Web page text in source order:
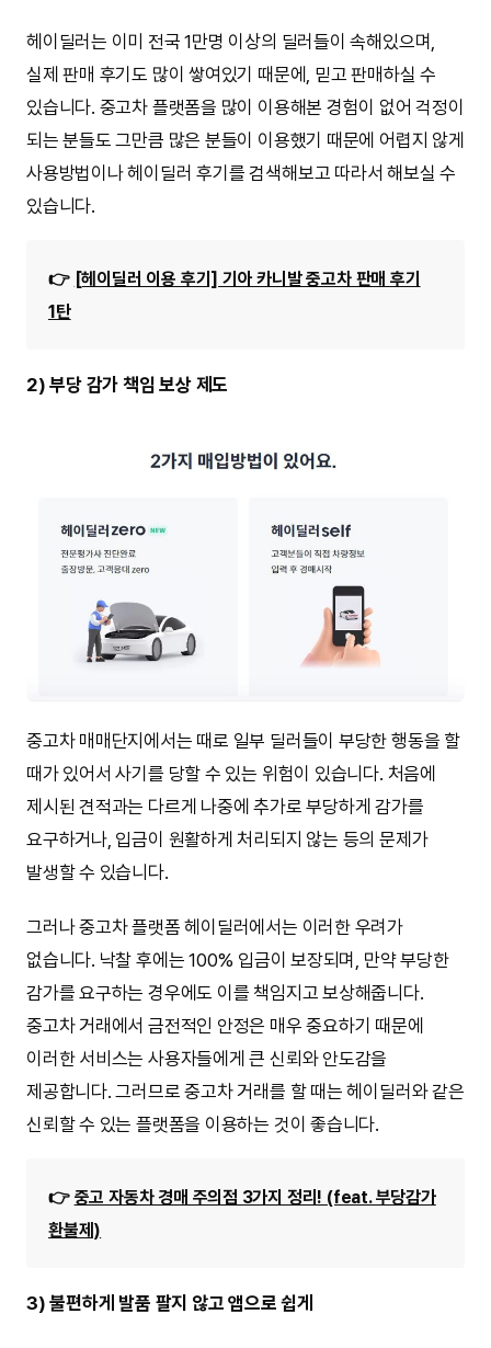
헤이딜러는 이미 전국 1만명 이상의 딜러들이 속해있으며,
실제 판매 후기도 많이 쌓여있기 때문에, 믿고 판매하실 수
있습니다. 중고차 플랫폼을 많이 이용해본 경험이 없어 걱정이
되는 분들도 그만큼 많은 분들이 이용했기 때문에 어렵지 않게
사용방법이나 헤이딜러 후기를 검색해보고 따라서 해보실 수
있습니다.
👉 [헤이딜러 이용 후기] 기아 카니발 중고차 판매 후기
1탄
2) 부당 감가 책임 보상 제도
중고차 매매단지에서는 때로 일부 딜러들이 부당한 행동을 할
때가 있어서 사기를 당할 수 있는 위험이 있습니다. 처음에
제시된 견적과는 다르게 나중에 추가로 부당하게 감가를
요구하거나, 입금이 원활하게 처리되지 않는 등의 문제가
발생할 수 있습니다.
그러나 중고차 플랫폼 헤이딜러에서는 이러한 우려가
없습니다. 낙찰 후에는 100% 입금이 보장되며, 만약 부당한
감가를 요구하는 경우에도 이를 책임지고 보상해줍니다.
중고차 거래에서 금전적인 안정은 매우 중요하기 때문에
이러한 서비스는 사용자들에게 큰 신뢰와 안도감을
제공합니다. 그러므로 중고차 거래를 할 때는 헤이딜러와 같은
신뢰할 수 있는 플랫폼을 이용하는 것이 좋습니다.
👉 중고 자동차 경매 주의점 3가지 정리! (feat. 부당감가
환불제)
3) 불편하게 발품 팔지 않고 앱으로 쉽게